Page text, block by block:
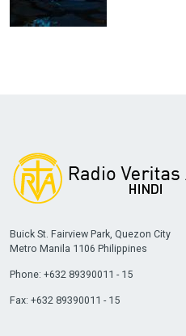
Buick St. Fairview Park, Quezon City
Metro Manila 1106 Philippines
Phone: +632 89390011 - 15
Fax: +632 89390011 - 15